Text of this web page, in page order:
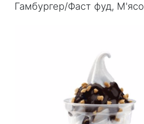
Гамбургер/Фаст фуд, М'ясо